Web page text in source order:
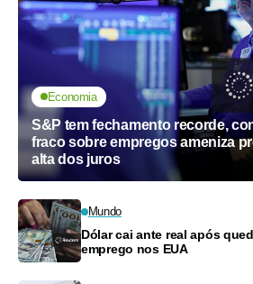
Economia
S&P tem fechamento recorde,
fraco sobre empregos ameniza
alta dos juros
Mundo
Dólar cai ante real após
emprego nos EUA